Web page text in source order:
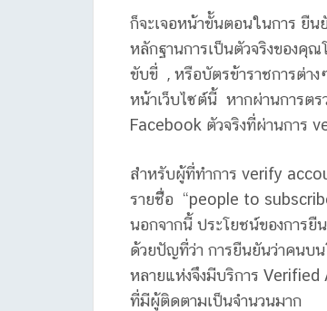
ก็จะเจอหน้าขั้นตอนในการ ยื
หลักฐานการเป็นตัวจริงของคุ
ขับขี่ , หรือบัตรข้าราชการต่า
หน้าเว็บไซต์นี้ หากผ่านการต
Facebook ตัวจริงที่ผ่านการ
สำหรับผู้ที่ทำการ verify
รายชืื่อ “people to
นอกจากนี้ ประโยชน์ของการ
ด้วยปัญที่ว่า การยืนยันว่าคนบ
หลายแห่งจึงมีบริการ
ที่มีผู้ติดตามเป็นจำนวนมาก